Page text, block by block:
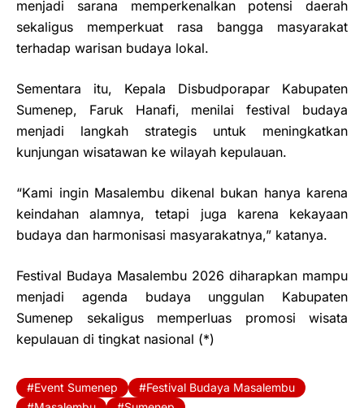
menjadi sarana memperkenalkan potensi daerah
sekaligus memperkuat rasa bangga masyarakat
terhadap warisan budaya lokal.
Sementara itu, Kepala Disbudporapar Kabupaten
Sumenep, Faruk Hanafi, menilai festival budaya
menjadi langkah strategis untuk meningkatkan
kunjungan wisatawan ke wilayah kepulauan.
“Kami ingin Masalembu dikenal bukan hanya karena
keindahan alamnya, tetapi juga karena kekayaan
budaya dan harmonisasi masyarakatnya,” katanya.
Festival Budaya Masalembu 2026 diharapkan mampu
menjadi agenda budaya unggulan Kabupaten
Sumenep sekaligus memperluas promosi wisata
kepulauan di tingkat nasional (*)
Event Sumenep
Festival Budaya Masalembu